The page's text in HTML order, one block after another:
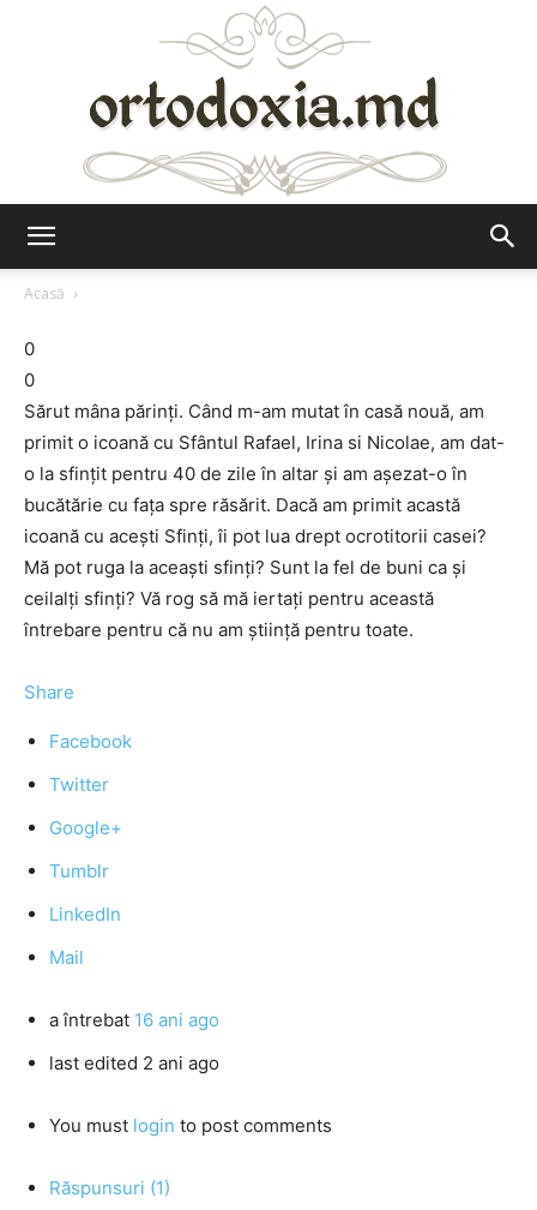
Acasă
0
0
Sărut mâna părinţi. Când m-am mutat în casă nouă, am
primit o icoană cu Sfântul Rafael, Irina si Nicolae, am dat-
o la sfinţit pentru 40 de zile în altar şi am aşezat-o în
bucătărie cu faţa spre răsărit. Dacă am primit acastă
icoană cu aceşti Sfinţi, îi pot lua drept ocrotitorii casei?
Mă pot ruga la aceaşti sfinţi? Sunt la fel de buni ca şi
ceilalţi sfinţi? Vă rog să mă iertaţi pentru această
întrebare pentru că nu am ştiinţă pentru toate.
Share
Facebook
Twitter
Google+
Tumblr
LinkedIn
Mail
a întrebat 16 ani ago
last edited 2 ani ago
You must login to post comments
Răspunsuri (1)